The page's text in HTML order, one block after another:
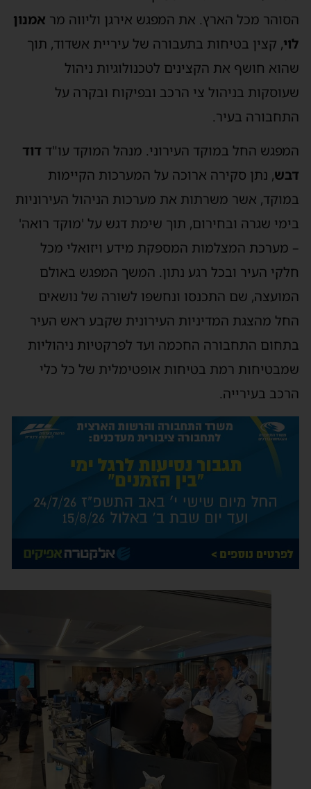
מכל הארץ. את המפגש אירגן וליווה מראמנון
, קצין בטיחות בתעבורה של עיריית אשדוד, תוך
חושף את הקצינים לטכנולוגיות ניהול
בניהול צי הרכב ובפיקוח ובקרה על
בעיר.
החל במוקד העירוני. מנהל המוקד עו"דדוד
, נתן סקירה ארוכה על המערכות הקיימות
אשר משרתות את מערכות הניהול העירוניות
שגרה ובחירום, תוך שימת דגש על 'מוקד רואה'
מערכת המצלמות המספקת מידע ויזואלי מכל
העיר ובכל רגע נתון. המשך המפגש באולם
שם התכנסו ונחשפו לשורה של נושאים
מהצגת המדיניות העירונית שקבע ראש העיר
התחבורה החכמה ועד לפרקטיות ניהוליות
רמת בטיחות אופטימלית של כל כלי
בעירייה.